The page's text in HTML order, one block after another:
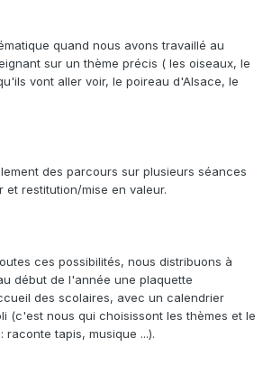
quand nous avons travaillé au
sur un thème précis ( les oiseaux, le
vont aller voir, le poireau d'Alsace, le
des parcours sur plusieurs séances
et restitution/mise en valeur.
ces possibilités, nous distribuons à
début de l'année une plaquette
des scolaires, avec un calendrier
(c'est nous qui choisissont les thèmes et le
raconte tapis, musique ...).